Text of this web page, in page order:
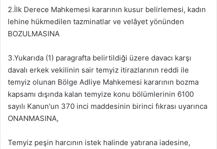
2.İlk Derece Mahkemesi kararının kusur belirlemesi, kadın
lehine hükmedilen tazminatlar ve velâyet yönünden
BOZULMASINA
3.Yukarıda (1) paragrafta belirtildiği üzere davacı karşı
davalı erkek vekilinin sair temyiz itirazlarının reddi ile
temyiz olunan Bölge Adliye Mahkemesi kararının bozma
kapsamı dışında kalan temyize konu bölümlerinin 6100
sayılı Kanun'un 370 inci maddesinin birinci fıkrası uyarınca
ONANMASINA,
Temyiz peşin harcının istek halinde yatırana iadesine,